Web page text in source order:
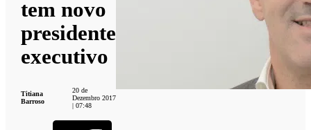
tem novo
presidente
executivo
Titiana
Barroso
20 de
Dezembro 2017
| 07:48